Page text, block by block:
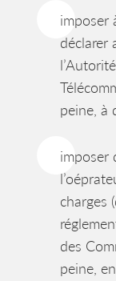
imposer
déclarer
peine, à
imposer
charges
des
peine,